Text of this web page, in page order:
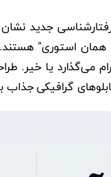
همان استوری"